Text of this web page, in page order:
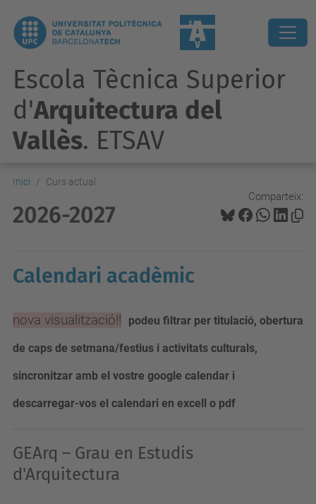
Escola Tècnica Superior
d'Arquitectura del
Vallès. ETSAV
Inici Curs actual
Comparteix:
2026-2027
Calendari acadèmic
nova visualització!! podeu filtrar per titulació, obertura
de caps de setmana/festius i activitats culturals,
sincronitzar amb el vostre google calendar i
descarregar-vos el calendari en excell o pdf
GEArq – Grau en Estudis
d'Arquitectura